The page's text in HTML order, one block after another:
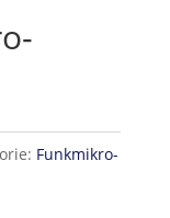
Funkmikro-